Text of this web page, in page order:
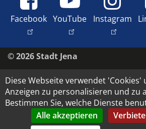
Facebook YouTube Instagram
© 2026 Stadt Jena
Diese Webseite verwendet 'Cookies'
Anzeigen zu personalisieren und zu
Bestimmen Sie, welche Dienste
Alle akzeptieren